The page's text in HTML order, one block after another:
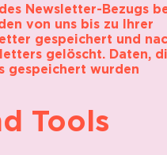
Newsletter-Bezugs
von uns bis zu Ihrer
gespeichert und
gelöscht. Daten,
gespeichert wurden
Tools